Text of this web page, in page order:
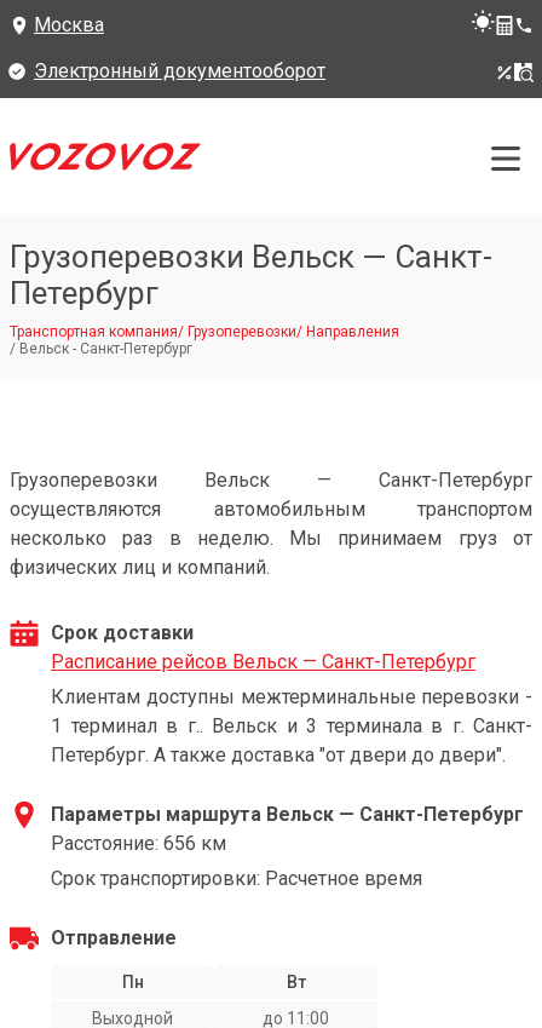
Москва
Электронный документооборот
Грузоперевозки Вельск — Санкт-
Петербург
Транспортная компания/ Грузоперевозки/ Направления
/ Вельск - Санкт-Петербург
Грузоперевозки Вельск — Санкт-Петербург
осуществляются автомобильным транспортом
несколько раз в неделю. Мы принимаем груз от
физических лиц и компаний.
Срок доставки
Расписание рейсов Вельск — Санкт-Петербург
Клиентам доступны межтерминальные перевозки -
1 терминал в г.. Вельск и 3 терминала в г. Санкт-
Петербург. А также доставка "от двери до двери".
Параметры маршрута Вельск — Санкт-Петербург
Расстояние: 656 км
Срок транспортировки: Расчетное время
Отправление
Пн
Выходной
Вт
до 11:00